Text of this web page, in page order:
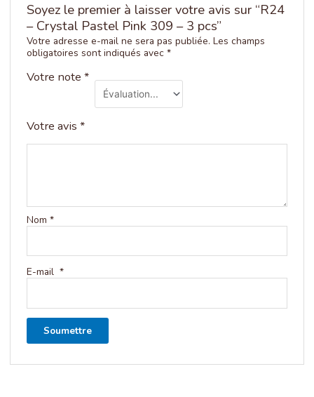
Soyez le premier à laisser votre avis sur “R24
– Crystal Pastel Pink 309 – 3 pcs”
Votre adresse e-mail ne sera pas publiée. Les champs
obligatoires sont indiqués avec *
Votre note *
Votre avis *
Nom *
E-mail *